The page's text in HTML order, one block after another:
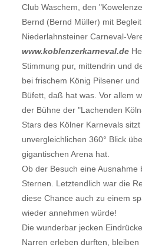
Club Waschem, den
Bernd (Bernd Müller) mit
Niederlahnsteiner Carneval-
www.koblenzerkarneval.de
Stimmung pur, mittendrin und
bei frischem König Pilsener
Büfett, daß hat was. Vor allem
der Bühne der "Lachenden
Stars des Kölner Karnevals
unvergleichlichen 360° Blick
gigantischen Arena hat.
Ob der Besuch eine Ausnahme
Sternen. Letztendlich war die
diese Chance auch zu einem
wieder annehmen würde!
Die wunderbar jecken
Narren erleben durften, bleiben